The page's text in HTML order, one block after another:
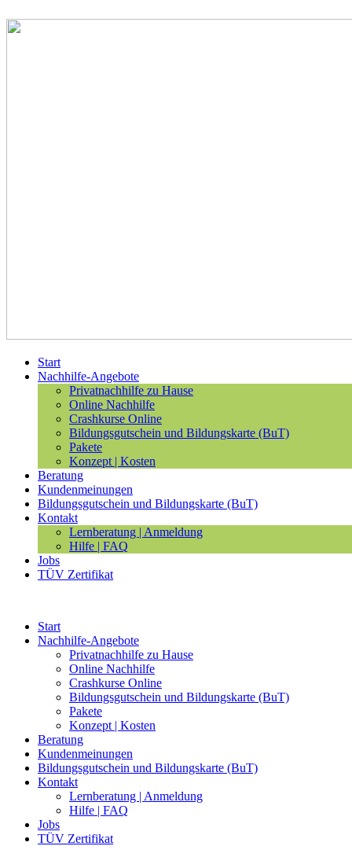
Start
Nachhilfe-Angebote
Privatnachhilfe zu Hause
Online Nachhilfe
Crashkurse Online
Bildungsgutschein und Bildungskarte (BuT)
Pakete
Konzept | Kosten
Beratung
Kundenmeinungen
Bildungsgutschein und Bildungskarte (BuT)
Kontakt
Lernberatung | Anmeldung
Hilfe | FAQ
Jobs
TÜV Zertifikat
Start
Nachhilfe-Angebote
Privatnachhilfe zu Hause
Online Nachhilfe
Crashkurse Online
Bildungsgutschein und Bildungskarte (BuT)
Pakete
Konzept | Kosten
Beratung
Kundenmeinungen
Bildungsgutschein und Bildungskarte (BuT)
Kontakt
Lernberatung | Anmeldung
Hilfe | FAQ
Jobs
TÜV Zertifikat